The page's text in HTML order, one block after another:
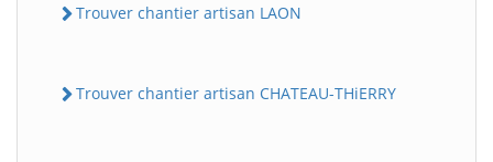
Trouver chantier artisan LAON
Trouver chantier artisan CHATEAU-THiERRY